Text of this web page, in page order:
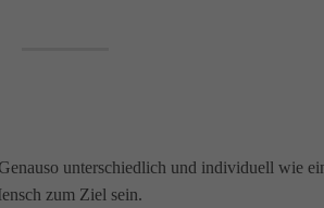
unterschiedlich und individuell wie
zum Ziel sein.